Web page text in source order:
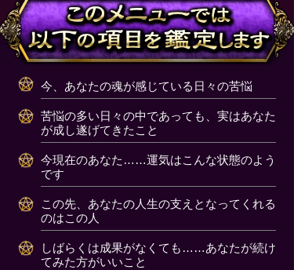
今、あなたの魂が感じている日々の苦悩
苦悩の多い日々の中であっても、実はあなた
が成し遂げてきたこと
今現在のあなた……運気はこんな状態のよう
です
この先、あなたの人生の支えとなってくれる
のはこの人
しばらくは成果がなくても……あなたが続け
てみた方がいいこと